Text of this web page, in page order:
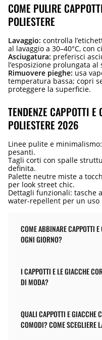
COME PULIRE
POLIESTERE
Lavaggio: controlla
al lavaggio a 30–40°C, con
Asciugatura: preferisci
l’esposizione prolungata
Rimuovere pieghe: usa
temperatura bassa; copri
proteggere la superficie.
TENDENZE CAPPOTTI E
POLIESTERE 2026
Linee pulite e
pesanti.
Tagli corti con spalle
definita.
Palette neutre miste a
per look street chic.
Dettagli funzionali: tasche
water-repellent per un uso
COME ABBINARE CAPPOTTI
OGNI GIORNO?
I CAPPOTTI E LE GIACCHE
DI MODA?
QUALI CAPPOTTI E GIACCHE
COMODI? COME SCEGLIERE